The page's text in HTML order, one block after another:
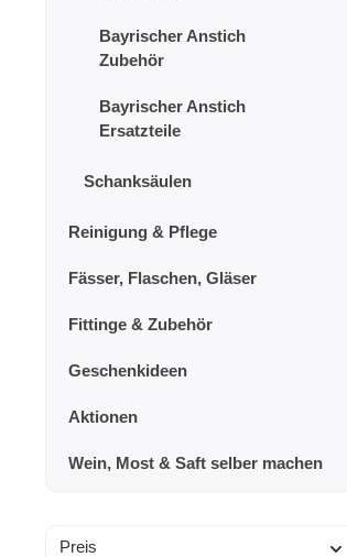
Bayrischer Anstich
Zubehör
Bayrischer Anstich
Ersatzteile
Schanksäulen
Reinigung & Pflege
Fässer, Flaschen, Gläser
Fittinge & Zubehör
Geschenkideen
Aktionen
Wein, Most & Saft selber machen
Preis